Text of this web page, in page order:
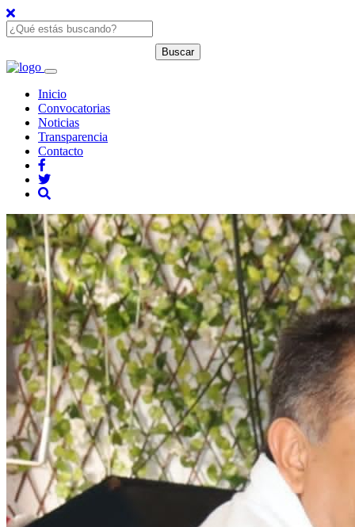
Inicio
Convocatorias
Noticias
Transparencia
Contacto